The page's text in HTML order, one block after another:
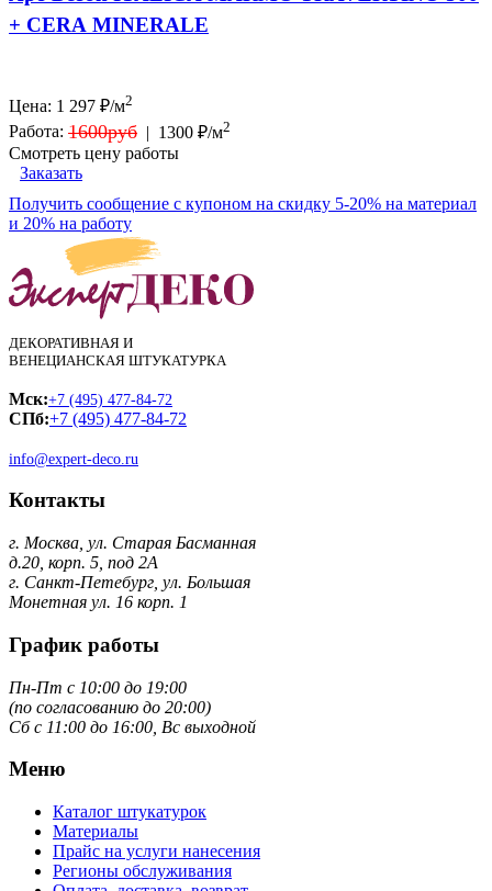
+ CERA MINERALE
Цена: 1 297 ₽/м2
Работа: 1600руб | 1300 ₽/м2
Смотреть цену работы
Заказать
Получить сообщение с купоном на скидку 5-20% на материал
и 20% на работу
ДЕКОРАТИВНАЯ И
ВЕНЕЦИАНСКАЯ ШТУКАТУРКА
Мск:+7 (495) 477-84-72
СПб:+7 (495) 477-84-72
info@expert-deco.ru
Контакты
г. Москва, ул. Старая Басманная
д.20, корп. 5, под 2А
г. Санкт-Петебург, ул. Большая
Монетная ул. 16 корп. 1
График работы
Пн-Пт с 10:00 до 19:00
(по согласованию до 20:00)
Сб с 11:00 до 16:00, Вс выходной
Меню
Каталог штукатурок
Материалы
Прайс на услуги нанесения
Регионы обслуживания